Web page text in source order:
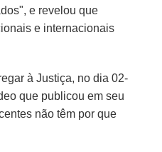
e revelou que
e internacionais
à Justiça, no dia 02-
que publicou em seu
não têm por que